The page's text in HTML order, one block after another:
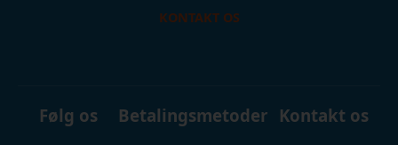
KONTAKT OS
Følg os Betalingsmetoder Kontakt os